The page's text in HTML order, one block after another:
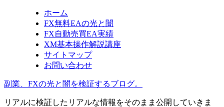
ホーム
FX無料EAの光と闇
FX自動売買EA実績
XM基本操作解説講座
サイトマップ
お問い合わせ
副業、FXの光と闇を検証するブログ。
リアルに検証したリアルな情報をそのまま公開していきま